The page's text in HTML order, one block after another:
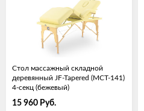
Стол массажный складной
деревянный JF-Tapered (МСТ-141)
4-секц (бежевый)
15 960 Руб.